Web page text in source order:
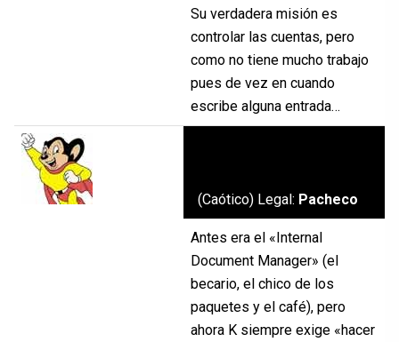
Su verdadera misión es
controlar las cuentas, pero
como no tiene mucho trabajo
pues de vez en cuando
escribe alguna entrada…
(Caótico) Legal: Pacheco
Antes era el «Internal
Document Manager» (el
becario, el chico de los
paquetes y el café), pero
ahora K siempre exige «hacer